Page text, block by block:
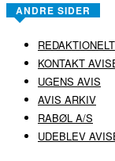
ANDRE SIDER
REDAKTIONELT
KONTAKT
UGENS AVIS
AVIS ARKIV
RABØL A/S
UDEBLEV